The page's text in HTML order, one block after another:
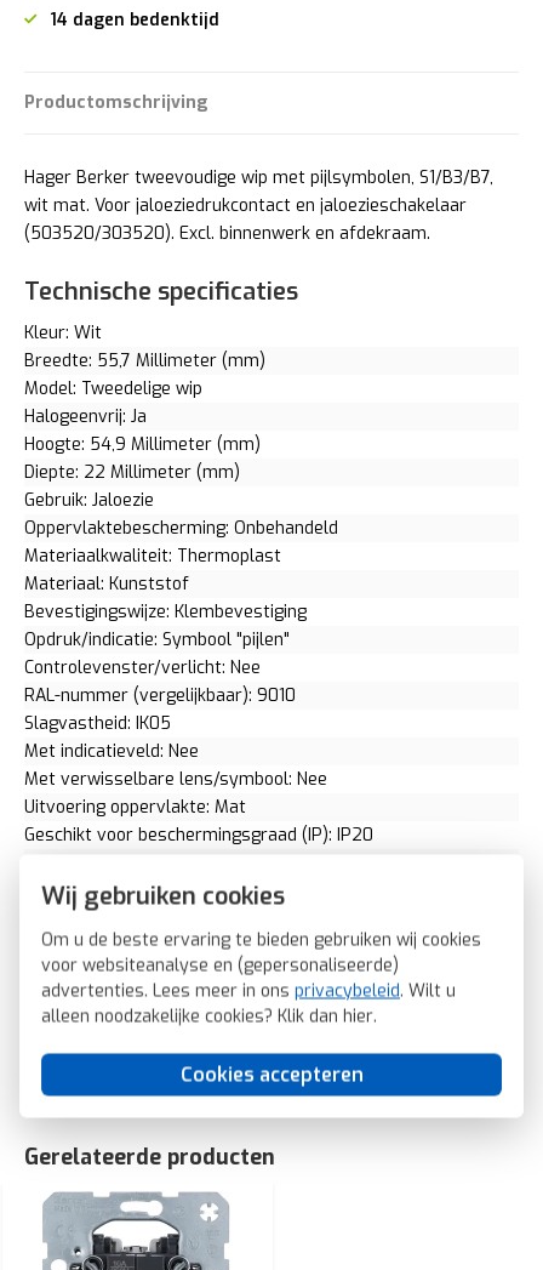
Wij gebruiken cookies
Om u de beste ervaring te bieden gebruiken wij cookies
voor websiteanalyse en (gepersonaliseerde)
advertenties. Lees meer in ons privacybeleid. Wilt u
alleen noodzakelijke cookies? Klik dan hier.
Cookies accepteren
14 dagen bedenktijd
Productomschrijving
Hager Berker tweevoudige wip met pijlsymbolen, S1/B3/B7,
wit mat. Voor jaloeziedrukcontact en jaloezieschakelaar
(503520/303520). Excl. binnenwerk en afdekraam.
Technische specificaties
Kleur: Wit
Breedte: 55,7 Millimeter (mm)
Model: Tweedelige wip
Halogeenvrij: Ja
Hoogte: 54,9 Millimeter (mm)
Diepte: 22 Millimeter (mm)
Gebruik: Jaloezie
Oppervlaktebescherming: Onbehandeld
Materiaalkwaliteit: Thermoplast
Materiaal: Kunststof
Bevestigingswijze: Klembevestiging
Opdruk/indicatie: Symbool "pijlen"
Controlevenster/verlicht: Nee
RAL-nummer (vergelijkbaar): 9010
Slagvastheid: IK05
Met indicatieveld: Nee
Met verwisselbare lens/symbool: Nee
Uitvoering oppervlakte: Mat
Geschikt voor beschermingsgraad (IP): IP20
Aftastsymbool / barrièrevrij: Nee
Antibacteriële behandeling: Nee
Berker wip jaloezieschakelaar 2-voudig S1/B3/B7 wit mat
(16251909)
SKU: Berker 16251909
Gerelateerde producten